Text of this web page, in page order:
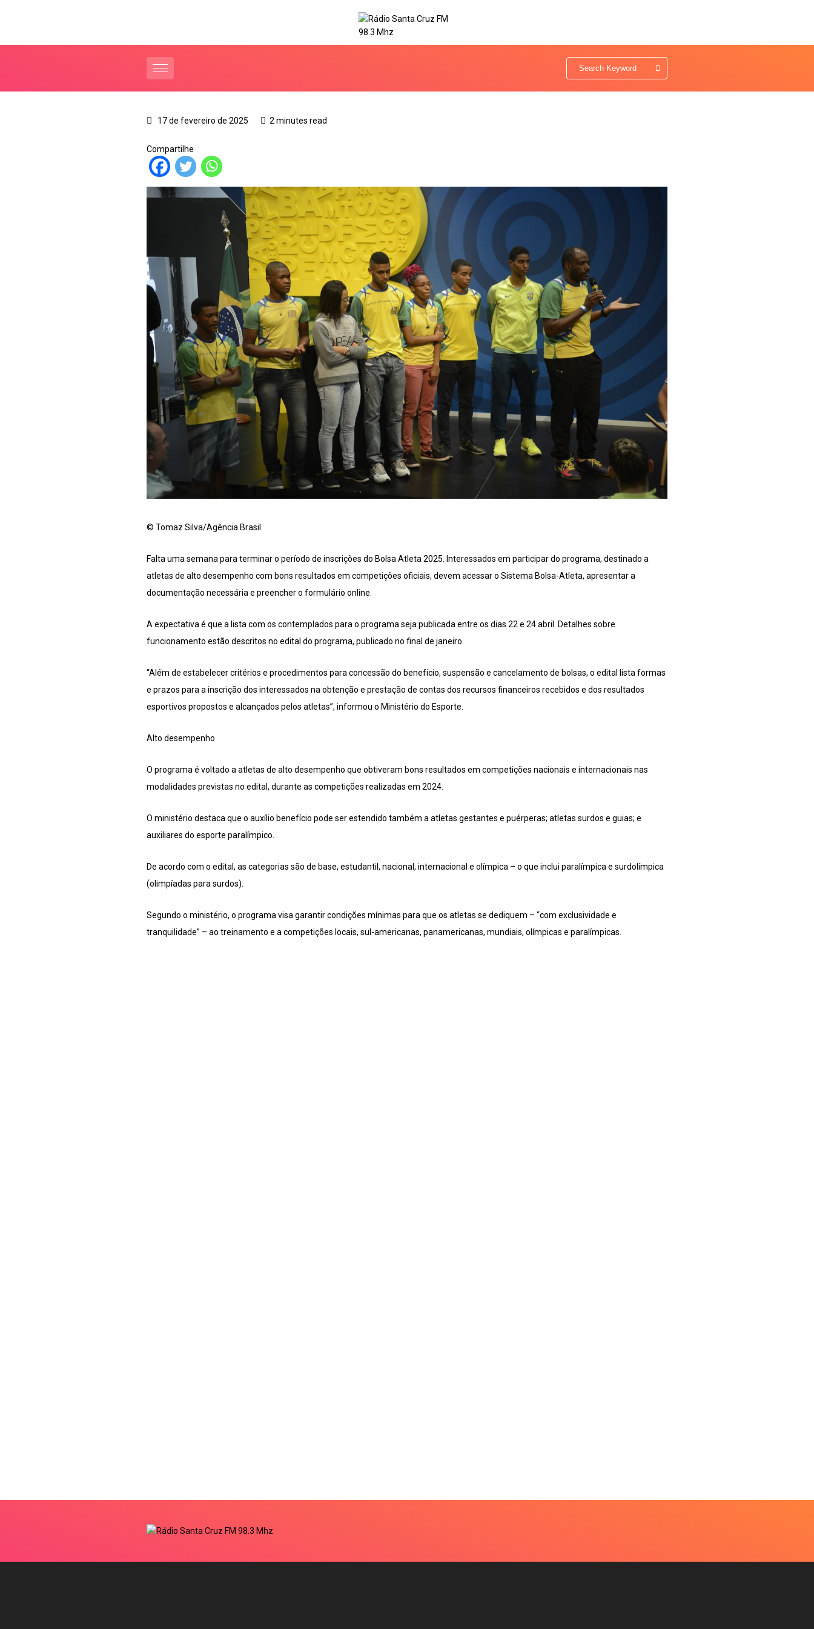
17 de fevereiro de 2025 2 minutes read
Compartilhe
© Tomaz Silva/Agência Brasil
Falta uma semana para terminar o período de inscrições do Bolsa Atleta 2025. Interessados em participar do programa, destinado a
atletas de alto desempenho com bons resultados em competições oficiais, devem acessar o Sistema Bolsa-Atleta, apresentar a
documentação necessária e preencher o formulário online.
A expectativa é que a lista com os contemplados para o programa seja publicada entre os dias 22 e 24 abril. Detalhes sobre
funcionamento estão descritos no edital do programa, publicado no final de janeiro.
“Além de estabelecer critérios e procedimentos para concessão do benefício, suspensão e cancelamento de bolsas, o edital lista formas
e prazos para a inscrição dos interessados na obtenção e prestação de contas dos recursos financeiros recebidos e dos resultados
esportivos propostos e alcançados pelos atletas”, informou o Ministério do Esporte.
Alto desempenho
O programa é voltado a atletas de alto desempenho que obtiveram bons resultados em competições nacionais e internacionais nas
modalidades previstas no edital, durante as competições realizadas em 2024.
O ministério destaca que o auxílio benefício pode ser estendido também a atletas gestantes e puérperas; atletas surdos e guias; e
auxiliares do esporte paralímpico.
De acordo com o edital, as categorias são de base, estudantil, nacional, internacional e olímpica – o que inclui paralímpica e surdolímpica
(olimpíadas para surdos).
Segundo o ministério, o programa visa garantir condições mínimas para que os atletas se dediquem – “com exclusividade e
tranquilidade” – ao treinamento e a competições locais, sul-americanas, panamericanas, mundiais, olímpicas e paralímpicas.